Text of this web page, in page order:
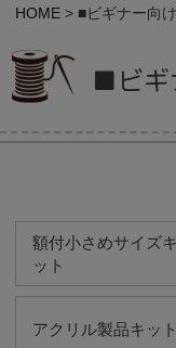
取り扱いブランド
よくあるご質問
HOME ■ビギナー向
■ビギ
額付小さめサイズキ
ット
アクリル製品キット